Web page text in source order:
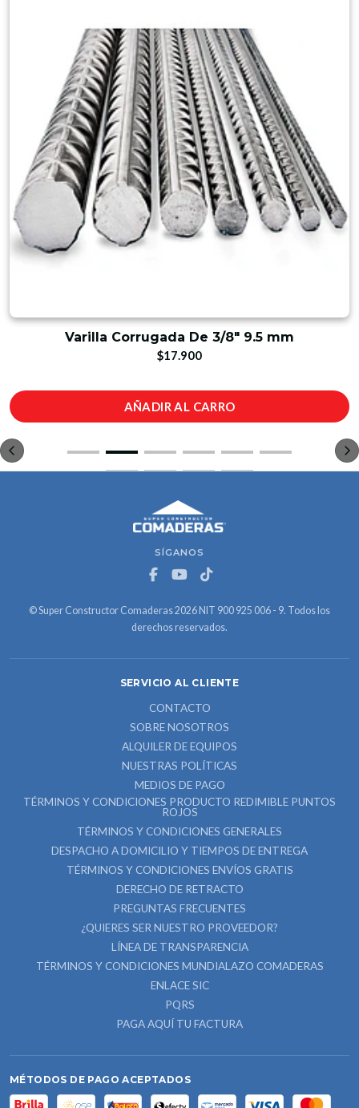
Varilla Corrugada De 3/8" 9.5 mm
$17.900
AÑADIR AL CARRO
SÍGANOS
© Super Constructor Comaderas 2026 NIT 900 925 006 - 9. Todos los
derechos reservados.
SERVICIO AL CLIENTE
CONTACTO
SOBRE NOSOTROS
ALQUILER DE EQUIPOS
NUESTRAS POLÍTICAS
MEDIOS DE PAGO
TÉRMINOS Y CONDICIONES PRODUCTO REDIMIBLE PUNTOS
ROJOS
TÉRMINOS Y CONDICIONES GENERALES
DESPACHO A DOMICILIO Y TIEMPOS DE ENTREGA
TÉRMINOS Y CONDICIONES ENVÍOS GRATIS
DERECHO DE RETRACTO
PREGUNTAS FRECUENTES
¿QUIERES SER NUESTRO PROVEEDOR?
LÍNEA DE TRANSPARENCIA
TÉRMINOS Y CONDICIONES MUNDIALAZO COMADERAS
ENLACE SIC
PQRS
PAGA AQUÍ TU FACTURA
MÉTODOS DE PAGO ACEPTADOS